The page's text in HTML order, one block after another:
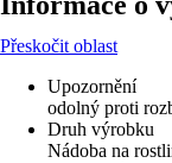
Přeskočit oblast
Upozornění
odolný proti
Druh výrobku
Nádoba na